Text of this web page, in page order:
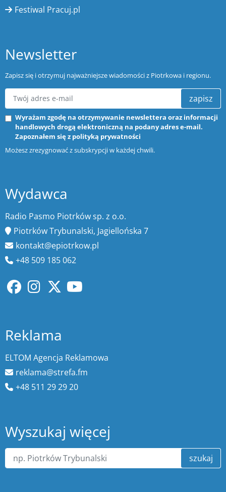
Festiwal Pracuj.pl
Newsletter
Zapisz się i otrzymuj najważniejsze wiadomości z Piotrkowa i regionu.
zapisz
Wyrażam zgodę na otrzymywanie newslettera oraz informacji
handlowych drogą elektroniczną na podany adres e-mail.
Zapoznałem się z polityką prywatności
Możesz zrezygnować z subskrypcji w każdej chwili.
Wydawca
Radio Pasmo Piotrków sp. z o.o.
Piotrków Trybunalski, Jagiellońska 7
kontakt@epiotrkow.pl
+48 509 185 062
Reklama
ELTOM Agencja Reklamowa
reklama@strefa.fm
+48 511 29 29 20
Wyszukaj więcej
szukaj